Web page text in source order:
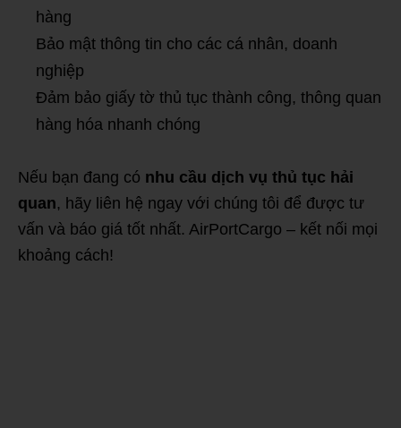
hàng
Bảo mật thông tin cho các cá nhân, doanh
nghiệp
Đảm bảo giấy tờ thủ tục thành công, thông quan
hàng hóa nhanh chóng
Nếu bạn đang có nhu cầu dịch vụ thủ tục hải
quan, hãy liên hệ ngay với chúng tôi để được tư
vấn và báo giá tốt nhất. AirPortCargo – kết nối mọi
khoảng cách!